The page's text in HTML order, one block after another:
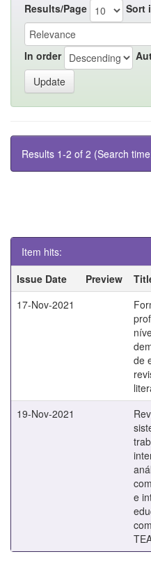
Results/Page Sort
In order
Results 1-2 of 2 (Search
Item hits:
Issue Date
Preview
17-Nov-2021
de
19-Nov-2021
e